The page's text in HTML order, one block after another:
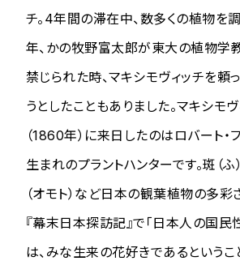
チ。4年間の滞在中、数多くの植物を
年、かの牧野富太郎が東大の植物学
禁じられた時、マキシモヴィッチを頼
うとしたこともありました。マキシモ
（1860年）に来日したのはロバート・
生まれのプラントハンターです。斑（
（オモト）など日本の観葉植物の多彩
『幕末日本探訪記』で「日本人の国
は、みな生来の花好きであるというこ